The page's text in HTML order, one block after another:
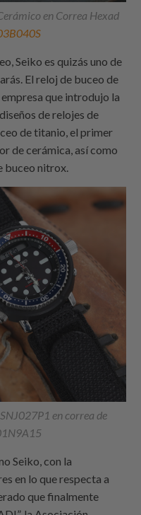
en Correa Hexad
Seiko es quizás uno de
El reloj de buceo de
que introdujo la
de relojes de
de titanio, el primer
de cerámica, así como
buceo nitrox.
en correa de
Seiko, con la
en lo que respecta a
que finalmente